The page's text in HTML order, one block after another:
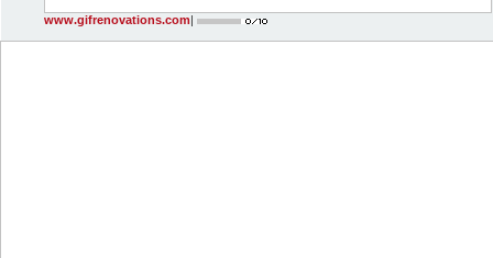
www.gifrenovations.com